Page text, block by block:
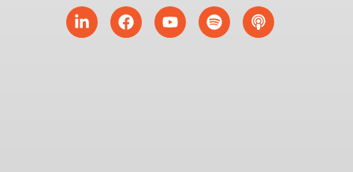
Linkedin-
in
FacebookYoutubeSpotifyPodcast